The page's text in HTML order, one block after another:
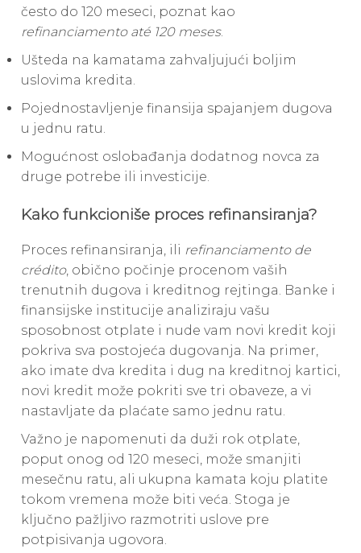
često do 120 meseci, poznat kao
refinanciamento até 120 meses.
Ušteda na kamatama zahvaljujući boljim
uslovima kredita.
Pojednostavljenje finansija spajanjem dugova
u jednu ratu.
Mogućnost oslobađanja dodatnog novca za
druge potrebe ili investicije.
Kako funkcioniše proces refinansiranja?
Proces refinansiranja, ili refinanciamento de
crédito, obično počinje procenom vaših
trenutnih dugova i kreditnog rejtinga. Banke i
finansijske institucije analiziraju vašu
sposobnost otplate i nude vam novi kredit koji
pokriva sva postojeća dugovanja. Na primer,
ako imate dva kredita i dug na kreditnoj kartici,
novi kredit može pokriti sve tri obaveze, a vi
nastavljate da plaćate samo jednu ratu.
Važno je napomenuti da duži rok otplate,
poput onog od 120 meseci, može smanjiti
mesečnu ratu, ali ukupna kamata koju platite
tokom vremena može biti veća. Stoga je
ključno pažljivo razmotriti uslove pre
potpisivanja ugovora.